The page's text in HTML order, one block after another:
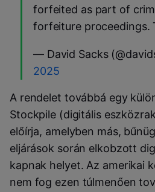
forfeited as part of
forfeiture proceedings.
— David Sacks
2025
A rendelet továbbá egy
Stockpile (digitális
előírja, amelyben más,
eljárások során elkobzott
kapnak helyet. Az amerikai
nem fog ezen túlmenően